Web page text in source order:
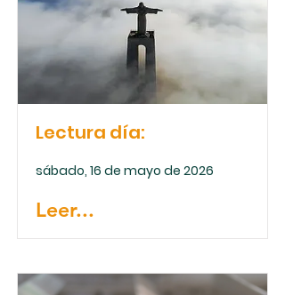
Lectura día:
sábado, 16 de mayo de 2026
Leer...